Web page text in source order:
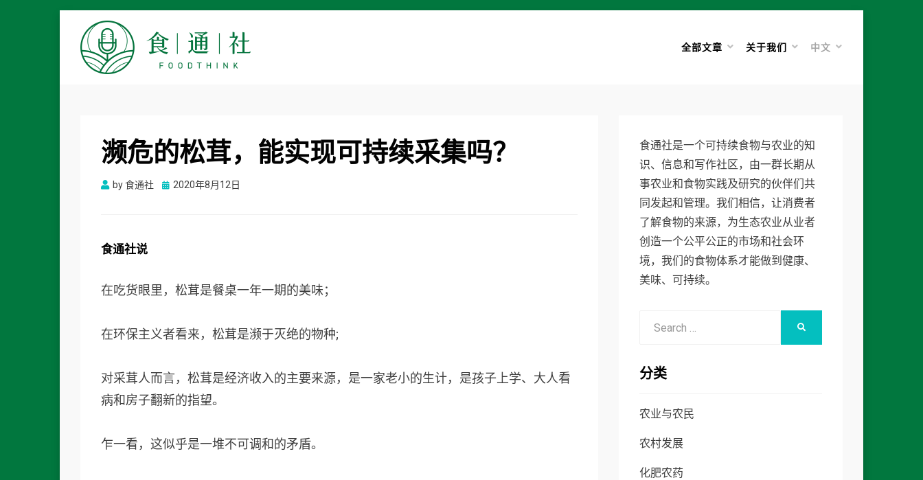
全部文章 关于我们 中文
濒危的松茸，能实现可持续采集吗？
by食通社
Posted
2020年8月12日
食通社说
在吃货眼里，松茸是餐桌一年一期的美味；
在环保主义者看来，松茸是濒于灭绝的物种;
对采茸人而言，松茸是经济收入的主要来源，是一家老小的生计，是孩子上学、大人看
病和房子翻新的指望。
乍一看，这似乎是一堆不可调和的矛盾。
食通社是一个可持续食物与农业的知
识、信息和写作社区，由一群长期从
事农业和食物实践及研究的伙伴们共
同发起和管理。我们相信，让消费者
了解食物的来源，为生态农业从业者
创造一个公平公正的市场和社会环
境，我们的食物体系才能做到健康、
美味、可持续。
分类
农业与农民
农村发展
化肥农药